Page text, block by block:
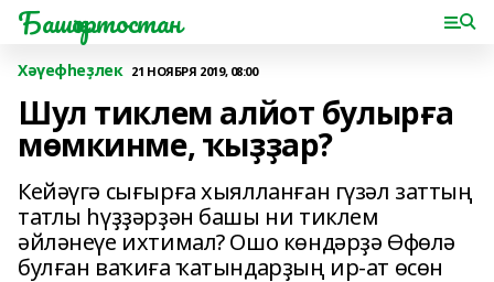
Башҡортостан
Хәүефһеҙлек 21 НОЯБРЯ 2019, 08:00
Шул тиклем алйот булырға
мөмкинме, ҡыҙҙар?
Кейәүгә сығырға хыялланған гүзәл заттың
татлы һүҙҙәрҙән башы ни тиклем
әйләнеүе ихтимал? Ошо көндәрҙә Өфөлә
булған ваҡиға ҡатындарҙың ир-ат өсөн